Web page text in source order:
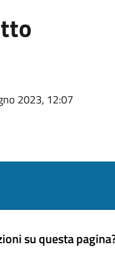
2023, 12:07
su questa